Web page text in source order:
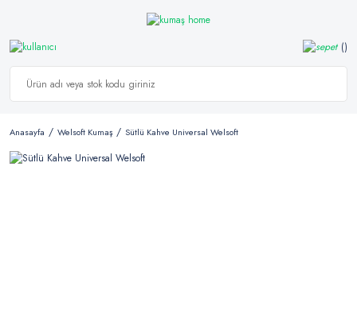
Anasayfa Welsoft Kumaş Sütlü Kahve Universal Welsoft